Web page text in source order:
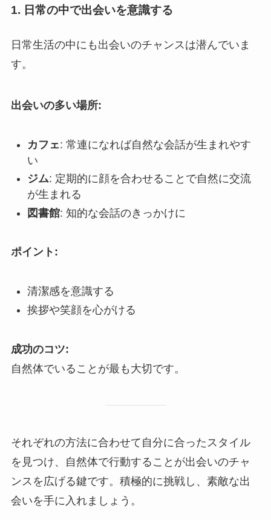
1. 日常の中で出会いを意識する
日常生活の中にも出会いのチャンスは潜んでいま
す。
出会いの多い場所:
カフェ: 常連になれば自然な会話が生まれやす
い
ジム: 定期的に顔を合わせることで自然に交流
が生まれる
図書館: 知的な会話のきっかけに
ポイント:
清潔感を意識する
挨拶や笑顔を心がける
成功のコツ:
自然体でいることが最も大切です。
それぞれの方法に合わせて自分に合ったスタイル
を見つけ、自然体で行動することが出会いのチャ
ンスを広げる鍵です。積極的に挑戦し、素敵な出
会いを手に入れましょう。